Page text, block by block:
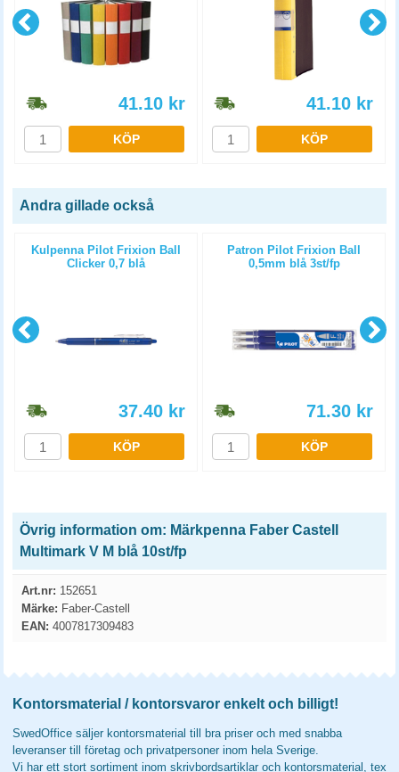
41.10 kr
KÖP
41.10 kr
KÖP
Andra gillade också
Kulpenna Pilot Frixion Ball
Clicker 0,7 blå
37.40 kr
KÖP
Patron Pilot Frixion Ball
0,5mm blå 3st/fp
71.30 kr
KÖP
Övrig information om: Märkpenna Faber Castell
Multimark V M blå 10st/fp
Art.nr: 152651
Märke: Faber-Castell
EAN: 4007817309483
Kontorsmaterial / kontorsvaror enkelt och billigt!
SwedOffice säljer kontorsmaterial till bra priser och med snabba
leveranser till företag och privatpersoner inom hela Sverige.
Vi har ett stort sortiment inom skrivbordsartiklar och kontorsmaterial, tex